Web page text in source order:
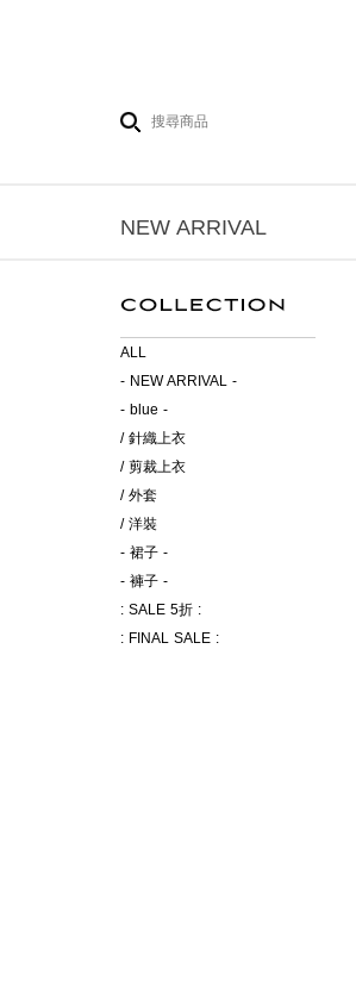
NEW ARRIVAL
ALL
- NEW ARRIVAL -
- blue -
/ 針織上衣
/ 剪裁上衣
/ 外套
/ 洋裝
- 裙子 -
- 褲子 -
: SALE 5折 :
: FINAL SALE :